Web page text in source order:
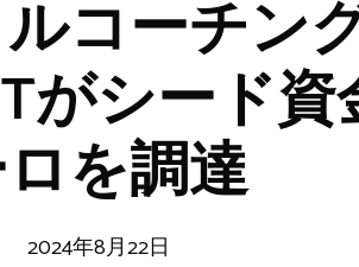
コーチン
がシード
を調達
2024年8月22日